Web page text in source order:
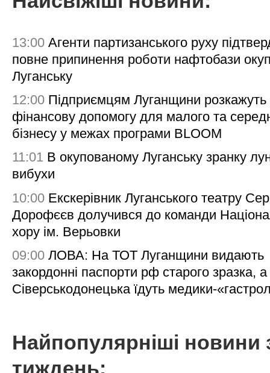
13:00 Агенти партизанського руху
повне припинення роботи нафтобази
Луганську
12:00 Підприємцям Луганщини розкажуть
фінансову допомогу для малого та
бізнесу у межах програми BLOOM
11:01 В окупованому Луганську зранку
вибухи
10:00 Екскерівник Луганського театру
Дорофєєв долучився до команди
хору ім. Верьовки
09:00 ЛОВА: На ТОТ Луганщини видають
закордонні паспорти рф старого зразка,
Сіверськодонецька їдуть медики-
Найпопулярніші новини
тиждень: